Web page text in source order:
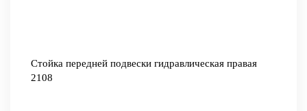
Стойка передней подвески гидравлическая правая
2108